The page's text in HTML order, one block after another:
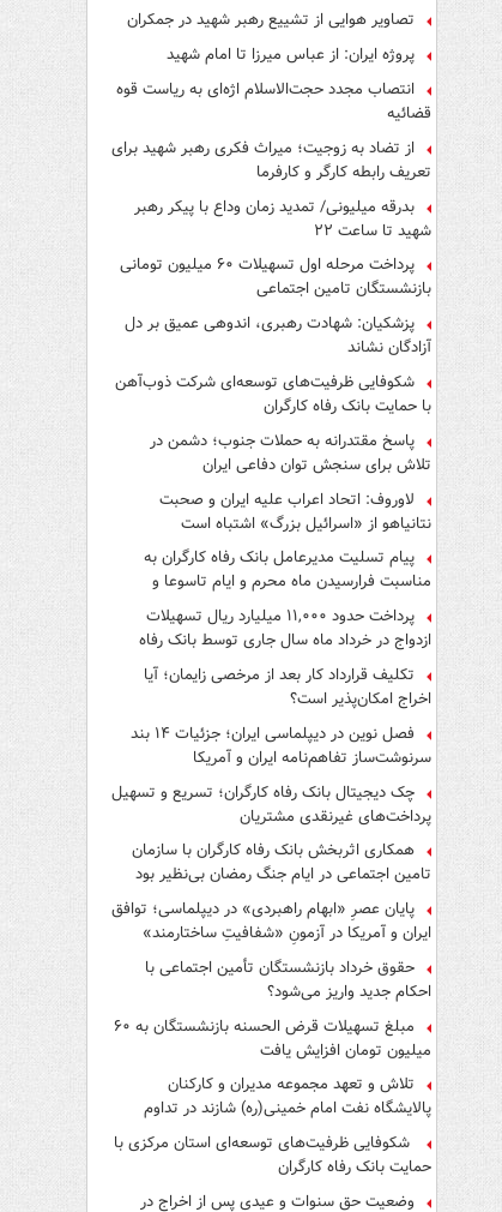
تصاویر هوایی از تشییع رهبر شهید در جمکران
پروژه ایران: از عباس میرزا تا امام شهید
انتصاب مجدد حجت‌الاسلام اژه‌ای به ریاست قوه‌
قضائیه
از تضاد به زوجیت؛ میراث فکری رهبر شهید برای
تعریف رابطه کارگر و کارفرما
بدرقه میلیونی/ تمدید زمان وداع با پیکر رهبر
شهید تا ساعت ۲۲
پرداخت مرحله اول تسهیلات ۶۰ میلیون تومانی
بازنشستگان تامین اجتماعی
پزشکیان: شهادت رهبری، اندوهی عمیق بر دل
آزادگان نشاند
شکوفایی ظرفیت‌های توسعه‌ای شرکت ذوب‌آهن
با حمایت‌ بانک رفاه کارگران
پاسخ مقتدرانه به حملات جنوب؛ دشمن در
تلاش برای سنجش توان دفاعی ایران
لاوروف: اتحاد اعراب علیه ایران و صحبت
نتانیاهو از «اسرائیل بزرگ» اشتباه است
پیام تسلیت مدیرعامل بانک رفاه کارگران به
مناسبت فرارسیدن ماه محرم و ایام تاسوعا و
عاشورای حسینی
پرداخت حدود ۱۱,۰۰۰ میلیارد ریال تسهیلات
ازدواج در خرداد ماه سال جاری توسط بانک رفاه
کارگران
تکلیف قرارداد کار بعد از مرخصی زایمان؛ آیا
اخراج امکان‌پذیر است؟
فصل نوین در دیپلماسی ایران؛ جزئیات ۱۴ بند
سرنوشت‌ساز تفاهم‌نامه ایران و آمریکا
چک دیجیتال بانک رفاه کارگران؛ تسریع و تسهیل
پرداخت‌های غیرنقدی مشتریان
همکاری اثربخش بانک رفاه کارگران با سازمان
تامین اجتماعی در ایام جنگ رمضان بی‌نظیر بود
پایان عصرِ «ابهام راهبردی» در دیپلماسی؛ توافق
ایران و آمریکا در آزمونِ «شفافیتِ ساختارمند»
حقوق خرداد بازنشستگان تأمین اجتماعی با
احکام جدید واریز می‌شود؟
مبلغ تسهیلات قرض الحسنه بازنشستگان به ۶۰
میلیون تومان افزایش یافت
تلاش و تعهد مجموعه مدیران و کارکنان
پالایشگاه نفت امام خمینی(ره) شازند در تداوم
تولید در ایام جنگ رمضان، شایسته قدردانی است
شکوفایی ظرفیت‌های توسعه‌ای استان مرکزی با
حمایت بانک رفاه کارگران
وضعیت حق سنوات و عیدی پس از اخراج در